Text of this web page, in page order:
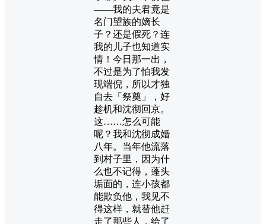
——我的夫君竟是
名门望族的嫡长
子？还是假死？连
我的儿子也知道实
情！今日那一出，
不过是为了怕我发
现端倪，所以才独
自去「祭奠」，好
趁机和沈彻回京。
这……怎么可能
呢？我和沈彻成婚
八年。当年他流落
到村子里，因为什
么也不记得，蓬头
垢面的，连小孩都
能欺负他，我见不
得这样，就替他赶
走了那些人，给了